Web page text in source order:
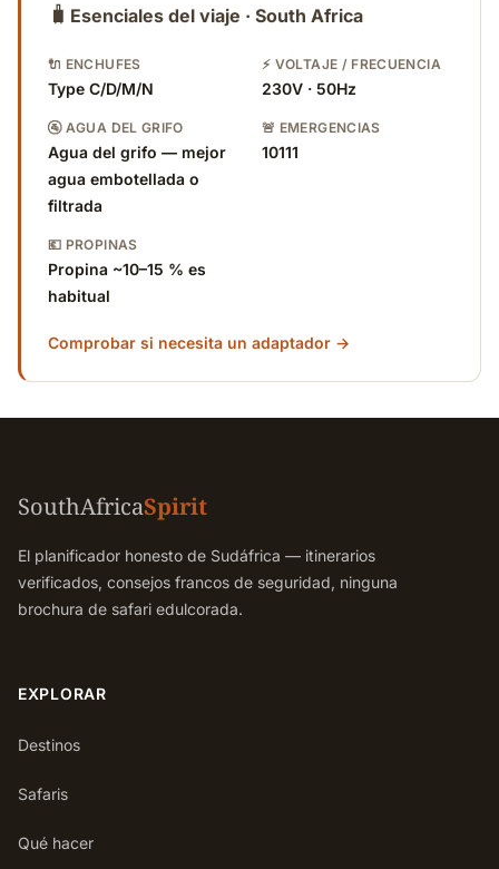
🧳 Esenciales del viaje · South Africa
🔌 ENCHUFES
Type C/D/M/N
⚡ VOLTAJE / FRECUENCIA
230V · 50Hz
🚰 AGUA DEL GRIFO
Agua del grifo — mejor
agua embotellada o
filtrada
🚨 EMERGENCIAS
10111
💶 PROPINAS
Propina ~10–15 % es
habitual
Comprobar si necesita un adaptador →
SouthAfricaSpirit
El planificador honesto de Sudáfrica — itinerarios
verificados, consejos francos de seguridad, ninguna
brochura de safari edulcorada.
EXPLORAR
Destinos
Safaris
Qué hacer